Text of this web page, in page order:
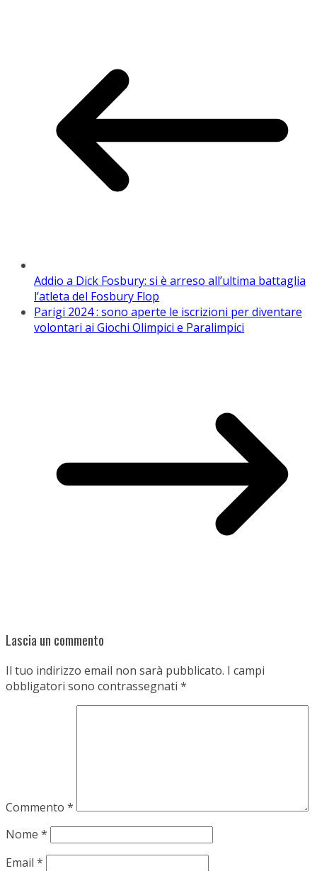
Addio a Dick Fosbury: si è arreso all’ultima battaglia
l’atleta del Fosbury Flop
Parigi 2024 : sono aperte le iscrizioni per diventare
volontari ai Giochi Olimpici e Paralimpici
Lascia un commento
Il tuo indirizzo email non sarà pubblicato. I campi
obbligatori sono contrassegnati *
Commento *
Nome *
Email *